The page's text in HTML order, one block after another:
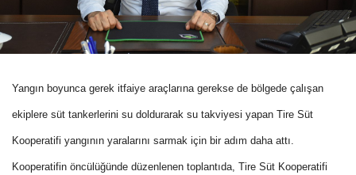
Yangın boyunca gerek itfaiye araçlarına gerekse de bölgede çalışan
ekiplere süt tankerlerini su doldurarak su takviyesi yapan Tire Süt
Kooperatifi yangının yaralarını sarmak için bir adım daha attı.
Kooperatifin öncülüğünde düzenlenen toplantıda, Tire Süt Kooperatifi